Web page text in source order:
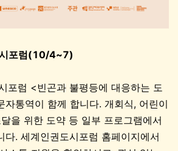
포럼(10/4~7)
포럼 <빈곤과 불평등에 대응하는 도
자통역이 함께 합니다. 개회식, 어린이
을 위한 도약 등 일부 프로그램에서
다. 세계인권도시포럼 홈페이지에서